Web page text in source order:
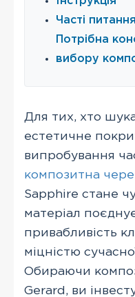
Часті питання
Потрібна
вибору
Для тих, хто
естетичне
випробування
композитна
Sapphire стане
матеріал
привабливість
міцністю
Обираючи
Gerard, ви